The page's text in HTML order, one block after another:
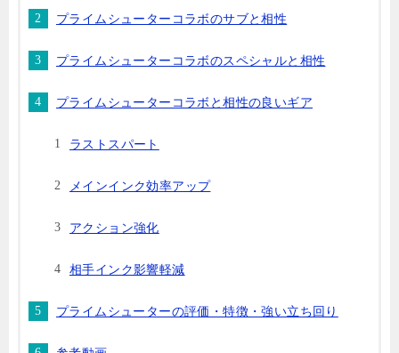
プライムシューターコラボのサブと相性
プライムシューターコラボのスペシャルと相性
プライムシューターコラボと相性の良いギア
ラストスパート
メインインク効率アップ
アクション強化
相手インク影響軽減
プライムシューターの評価・特徴・強い立ち回り